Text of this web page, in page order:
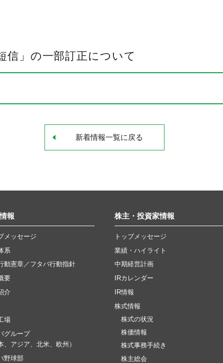
信」の一部訂正について
新着情報一覧に戻る
報
メッセージ
系
動憲章／フタバ行動指針
要
介
場
グループ
、アジア、北米、欧州）
野球部
株主・投資家情報
トップメッセージ
業績・ハイライト
中期経営計画
IRカレンダー
IR情報
株式情報
株式の状況
株価情報
株式事務手続き
株主総会